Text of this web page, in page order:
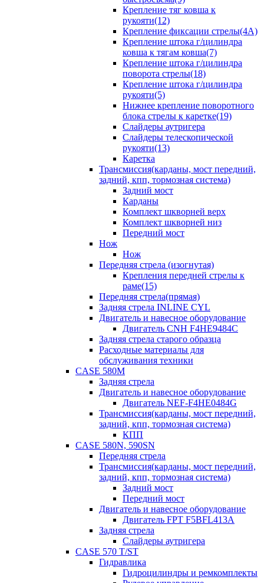
Крепление тяг ковша к
рукояти(12)
Крепление фиксации стрелы(4A)
Крепление штока г/цилиндра
ковша к тягам ковша(7)
Крепление штока г/цилиндра
поворота стрелы(18)
Крепление штока г/цилиндра
рукояти(5)
Нижнее крепление поворотного
блока стрелы к каретке(19)
Слайдеры аутригера
Слайдеры телескопической
рукояти(13)
Каретка
Трансмиссия(карданы, мост передний,
задний, кпп, тормозная система)
Задний мост
Карданы
Комплект шкворней верх
Комплект шкворней низ
Передний мост
Нож
Нож
Передняя стрела (изогнутая)
Крепления передней стрелы к
раме(15)
Передняя стрела(прямая)
Задняя стрела INLINE CYL
Двигатель и навесное оборудование
Двигатель CNH F4HE9484C
Задняя стрела старого образца
Расходные материалы для
обслуживания техники
CASE 580M
Задняя стрела
Двигатель и навесное оборудование
Двигатель NEF-F4HE0484G
Трансмиссия(карданы, мост передний,
задний, кпп, тормозная система)
КПП
CASE 580N, 590SN
Передняя стрела
Трансмиссия(карданы, мост передний,
задний, кпп, тормозная система)
Задний мост
Передний мост
Двигатель и навесное оборудование
Двигатель FPT F5BFL413A
Задняя стрела
Слайдеры аутригера
CASE 570 T/ST
Гидравлика
Гидроцилиндры и ремкомплекты